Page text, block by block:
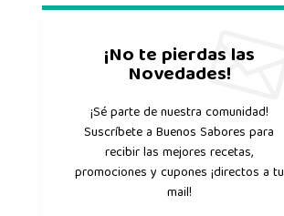
¡No te pierdas las
Novedades!
¡Sé parte de nuestra comunidad!
Suscríbete a Buenos Sabores para
recibir las mejores recetas,
promociones y cupones ¡directos a tu
mail!